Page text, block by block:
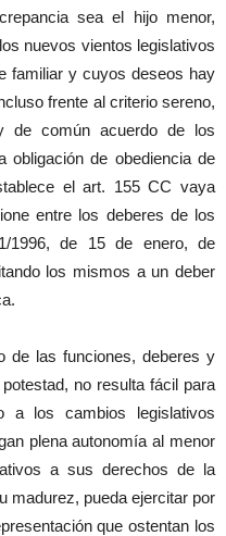
sea el hijo menor,
nuevos vientos legislativos
familiar y cuyos deseos hay
frente al criterio sereno,
de común acuerdo de los
obligación de obediencia de
el art. 155 CC vaya
entre los deberes de los
de 15 de enero, de
los mismos a un deber
de las funciones, deberes y
no resulta fácil para
a los cambios legislativos
plena autonomía al menor
a sus derechos de la
madurez, pueda ejercitar por
que ostentan los